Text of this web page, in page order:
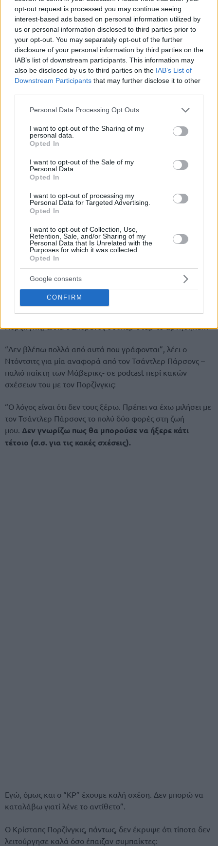
opt-out request is processed you may continue seeing
interest-based ads based on personal information utilized by
us or personal information disclosed to third parties prior to
your opt-out. You may separately opt-out of the further
disclosure of your personal information by third parties on the
IAB’s list of downstream participants. This information may
also be disclosed by us to third parties on the IAB’s List of
Downstream Participants that may further disclose it to other
Please note that this website/app uses one or more Google
not limited to your visit or usage behaviour. You may click to
grant or deny consent to Google and its third-party tags to
use your data for below specified purposes in below Google
consent section.
Personal Data Processing Opt Outs
I want to opt-out of the Sharing of my
personal data.
Opted In
I want to opt-out of the Sale of my
Personal Data.
Opted In
I want to opt-out of processing my
Personal Data for Targeted Advertising.
Opted In
I want to opt-out of Collection, Use,
Retention, Sale, and/or Sharing of my
Personal Data that Is Unrelated with the
Purposes for which it was collected.
Opted In
Google consents
CONFIRM
Πολλοί μίλησαν και για κακές σχέσεις μεταξύ Ντόντσιτς και
Πορζίνγκις, αλλά ο Σλοβένος σούπερ σταρ το αρνήθηκε…
“Δεν βλέπω πολλά από αυτά που γράφονται”, λέει ο
Ντόντσιτς για μία αναφορά από τον Τσάντλερ Πάρσονς –
παλιό παίκτη των Μάβερικς- σε podcast περί κακών
σχέσεων του με τον Πορζίνγκις:
“Ο λόγος είναι ότι δεν τους ξέρω. Πρέπει να έχω μιλήσει με
τον Τσάντλερ Πάρσονς το πολύ δύο φορές στη ζωή
μου. Δεν γνωρίζω πως θα μπορούσε να ήξερε κάτι
τέτοιο (σ.σ. για τις κακές σχέσεις).
Εγώ, όμως και ο “KP” έχουμε καλή σχέση. Δεν μπορώ να
καταλάβω γιατί λένε το αντίθετο”.
Ο Κρίσταπς Πορζίνγκις, πάντως, δεν έκρυψε ότι τίποτα δεν
λειτούργησε καλά όσο έπαιζαν συμπαίκτες: